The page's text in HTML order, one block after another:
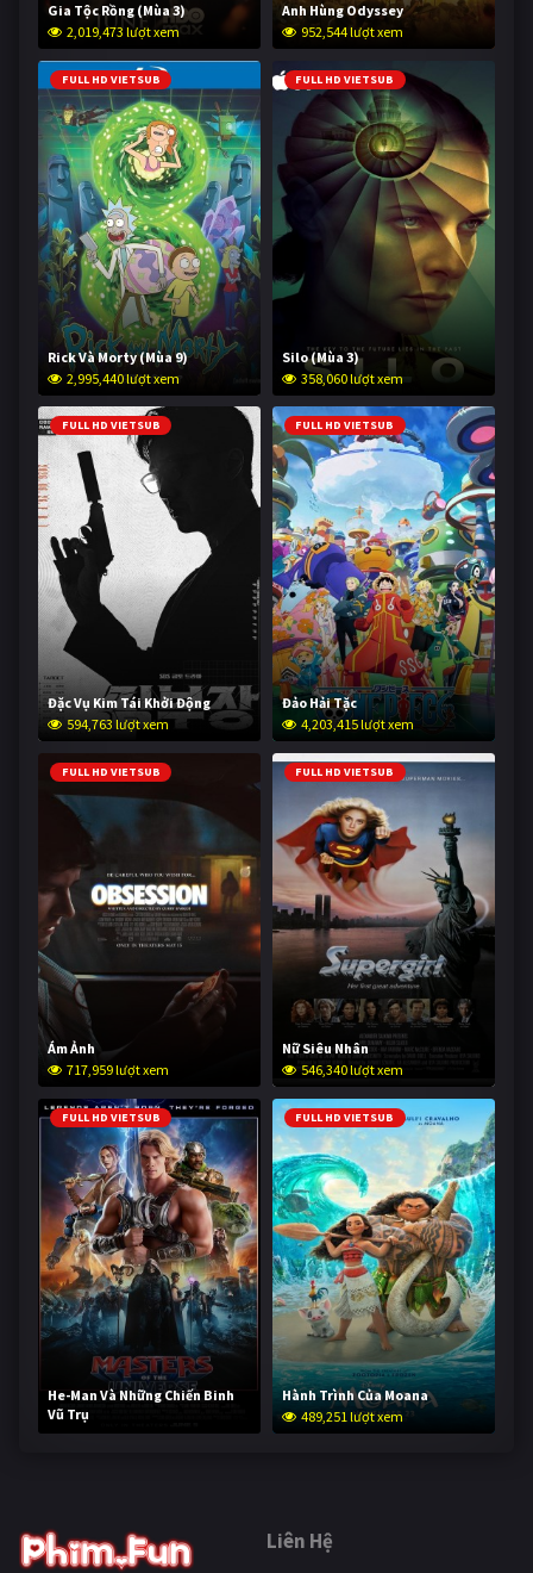
Gia Tộc Rồng (Mùa 3)
2,019,473 lượt xem
Anh Hùng Odyssey
952,544 lượt xem
FULL HD VIETSUB
Rick Và Morty (Mùa 9)
2,995,440 lượt xem
FULL HD VIETSUB
Silo (Mùa 3)
358,060 lượt xem
FULL HD VIETSUB
Đặc Vụ Kim Tái Khởi Động
594,763 lượt xem
FULL HD VIETSUB
Đảo Hải Tặc
4,203,415 lượt xem
FULL HD VIETSUB
Ám Ảnh
717,959 lượt xem
FULL HD VIETSUB
Nữ Siêu Nhân
546,340 lượt xem
FULL HD VIETSUB
He-Man Và Những Chiến Binh
Vũ Trụ
237,779 lượt xem
FULL HD VIETSUB
Hành Trình Của Moana
489,251 lượt xem
Liên Hệ